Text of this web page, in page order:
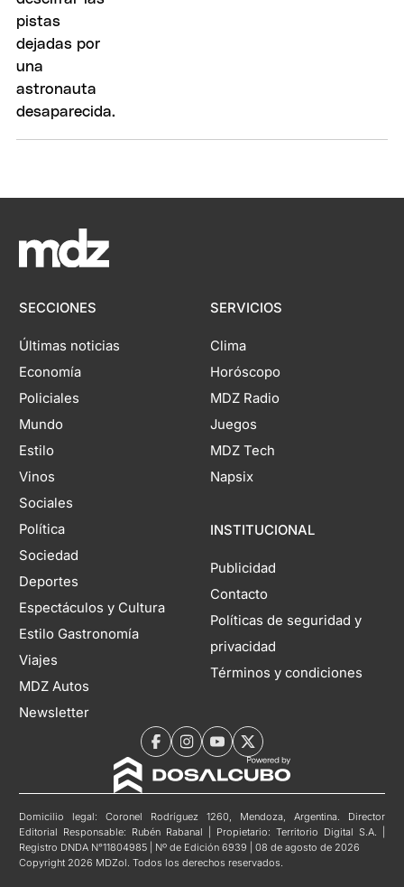
SECCIONES
Últimas noticias
Economía
Policiales
Mundo
Estilo
Vinos
Sociales
Política
Sociedad
Deportes
Espectáculos y Cultura
Estilo Gastronomía
Viajes
MDZ Autos
Newsletter
SERVICIOS
Clima
Horóscopo
MDZ Radio
Juegos
MDZ Tech
Napsix
INSTITUCIONAL
Publicidad
Contacto
Políticas de seguridad y
privacidad
Términos y condiciones
Domicilio legal: Coronel Rodríguez 1260, Mendoza, Argentina. Director
Editorial Responsable: Rubén Rabanal | Propietario: Territorio Digital S.A. |
Registro DNDA N°11804985 | Nº de Edición 6939 | 08 de agosto de 2026
Copyright 2026 MDZol. Todos los derechos reservados.